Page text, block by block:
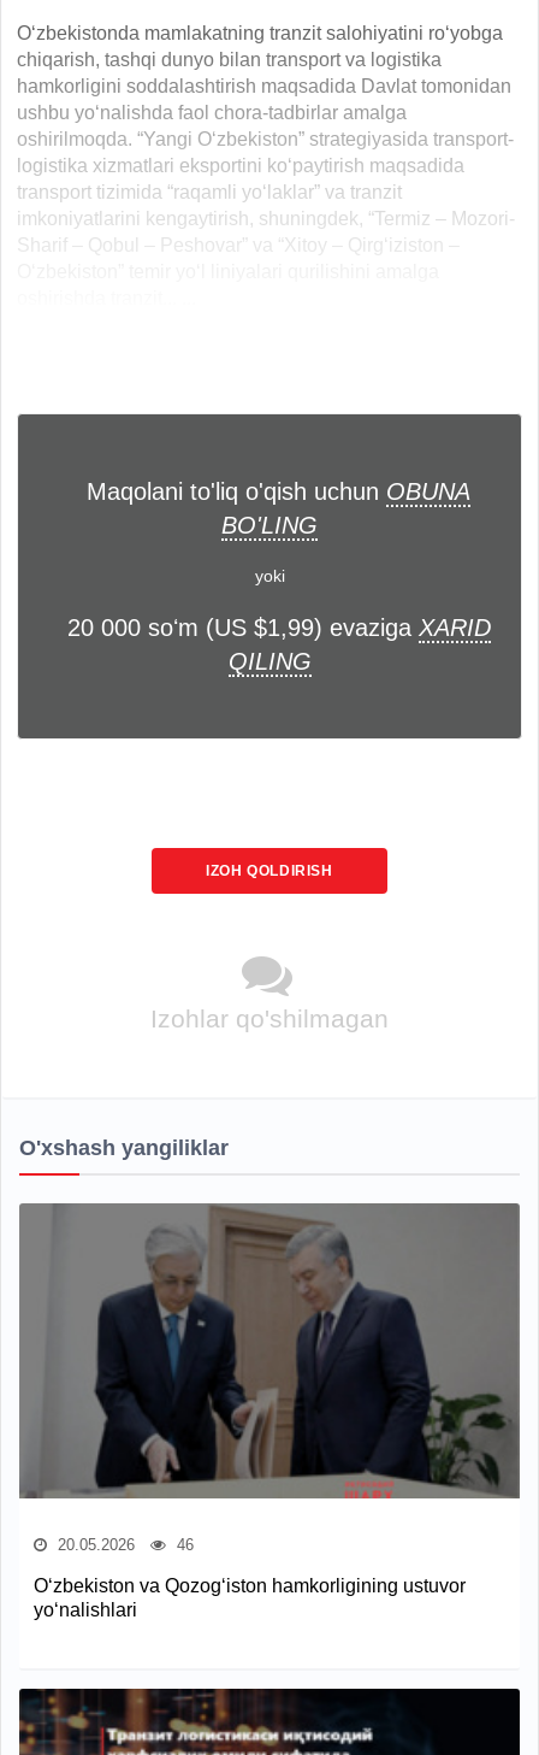
O‘zbekistonda mamlakatning tranzit salohiyatini ro‘yobga
chiqarish, tashqi dunyo bilan transport va logistika
hamkorligini soddalashtirish maqsadida Davlat tomonidan
ushbu yo‘nalishda faol chora-tadbirlar amalga
oshirilmoqda. “Yangi O‘zbekiston” strategiyasida transport-
logistika xizmatlari eksportini ko‘paytirish maqsadida
transport tizimida “raqamli yo‘laklar” va tranzit
imkoniyatlarini kengaytirish, shuningdek, “Termiz – Mozori-
Sharif – Qobul – Peshovar” va “Xitoy – Qirg‘iziston –
Maqolani to'liq o'qish uchun OBUNA
BO'LING
yoki
20 000 soʻm (US $1,99) evaziga XARID
QILING
IZOH QOLDIRISH
Izohlar qo'shilmagan
O'xshash yangiliklar
20.05.2026 46
O‘zbekiston va Qozog‘iston hamkorligining ustuvor
yo‘nalishlari